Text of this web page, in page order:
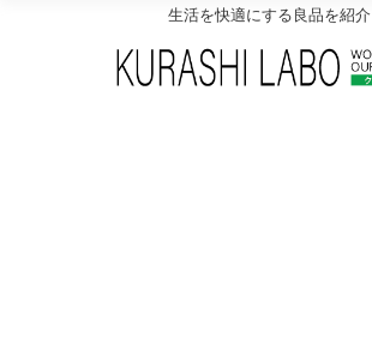
生活を快適にする良品を紹介